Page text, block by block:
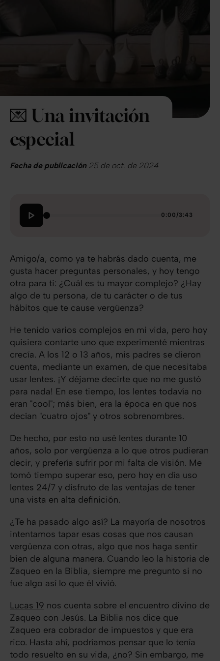
💌 Una invitación
especial
Fecha de publicación25 de oct. de 2024
0:00/3:43
Amigo/a, como ya te habrás dado cuenta, me
gusta hacer preguntas personales, y hoy tengo
otra para ti: ¿Cuál es tu mayor complejo? ¿Hay
algo de tu persona, de tu carácter o de tus
hábitos que te cause vergüenza?
He tenido varios complejos en mi vida, pero hoy
quisiera contarte uno que experimenté mientras
crecía. A los 12 o 13 años, mis padres se dieron
cuenta, mediante un examen, de que necesitaba
usar lentes. ¡Y déjame decirte que no me gustó
para nada! En ese tiempo, los lentes todavía no
eran "cool"; más bien, era la época en que nos
decían "cuatro ojos" y otros sobrenombres.
De hecho, por esto no usé lentes durante 10
años, solo por vergüenza a lo que otros pudieran
decir, y prefería sufrir por mi falta de visión. Me
tomó tiempo superar eso, pero hoy en día uso
lentes 24/7 y disfruto de las ventajas de tener
una vista en alta definición.
¿Te ha pasado algo así? La mayoría de nosotros
intentamos tapar esas cosas que nos causan
vergüenza con otras, algo que nos haga sentir
bien de alguna manera. Cuando leo la historia de
Zaqueo en la Biblia, siempre me pregunto si no
fue algo así lo que él vivió.
Lucas 19 nos cuenta sobre el encuentro divino de
Zaqueo con Jesús. La Biblia nos dice que
Zaqueo era cobrador de impuestos y que era
rico. Hasta ahí, podríamos pensar que lo tenía
todo resuelto en su vida, ¿no? Sin embargo, me